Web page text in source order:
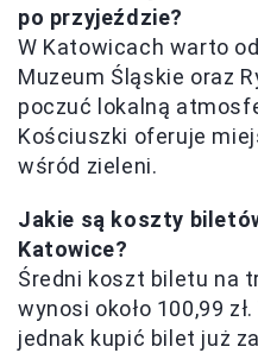
po przyjeździe?
W Katowicach warto
Muzeum Śląskie oraz
poczuć lokalną
Kościuszki oferuje
wśród zieleni.
Jakie są koszty
Katowice?
Średni koszt biletu na
wynosi około 100,99
jednak kupić bilet już